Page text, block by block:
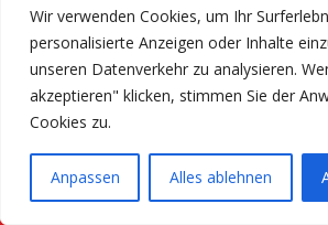
Wir verwenden Cookies, um Ihr
personalisierte Anzeigen oder Inhalte
unseren Datenverkehr zu analysieren.
akzeptieren" klicken, stimmen Sie der
Cookies zu.
Anpassen Alles ablehnen
Designed byElegant Themes|
WordPress